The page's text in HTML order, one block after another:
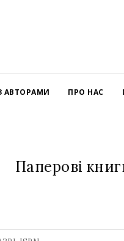
АВТОРАМИ ПРО НАС
Паперові